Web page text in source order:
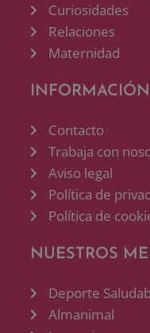
Curiosidades
Relaciones
Maternidad
INFORMACIÓN
Contacto
Trabaja con
Aviso legal
Política de
Política de
NUESTROS
Deporte
Almanimal